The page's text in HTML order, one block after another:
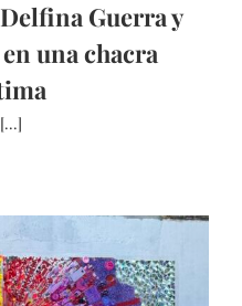
Guerra y
una chacra